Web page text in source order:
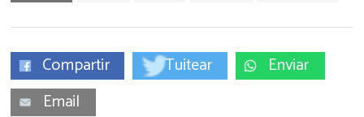
Compartir Tuitear
Enviar
Email